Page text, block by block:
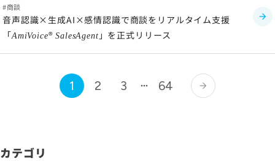
商談
音声認識×生成AI×感情認識で商談をリアルタイム支援
「AmiVoice®SalesAgent 」を正式リリース
1 2 3 64 arrow_forward
カテゴリ